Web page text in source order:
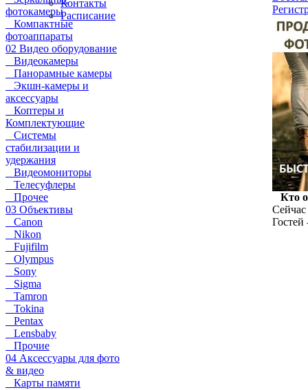
Контакты
Расписание
фотокамеры
Компактные
фотоаппараты
02 Видео оборудование
Видеокамеры
Панорамные камеры
Экшн-камеры и
аксессуары
Коптеры и
Комплектующие
Системы
стабилизации и
удержания
Видеомониторы
Телесуфлеры
Прочее
03 Объективы
Canon
Nikon
Fujifilm
Olympus
Sony
Sigma
Tamron
Tokina
Pentax
Lensbaby
Прочие
04 Аксессуары для фото
& видео
Карты памяти
Кто
Сейчас
Гостей